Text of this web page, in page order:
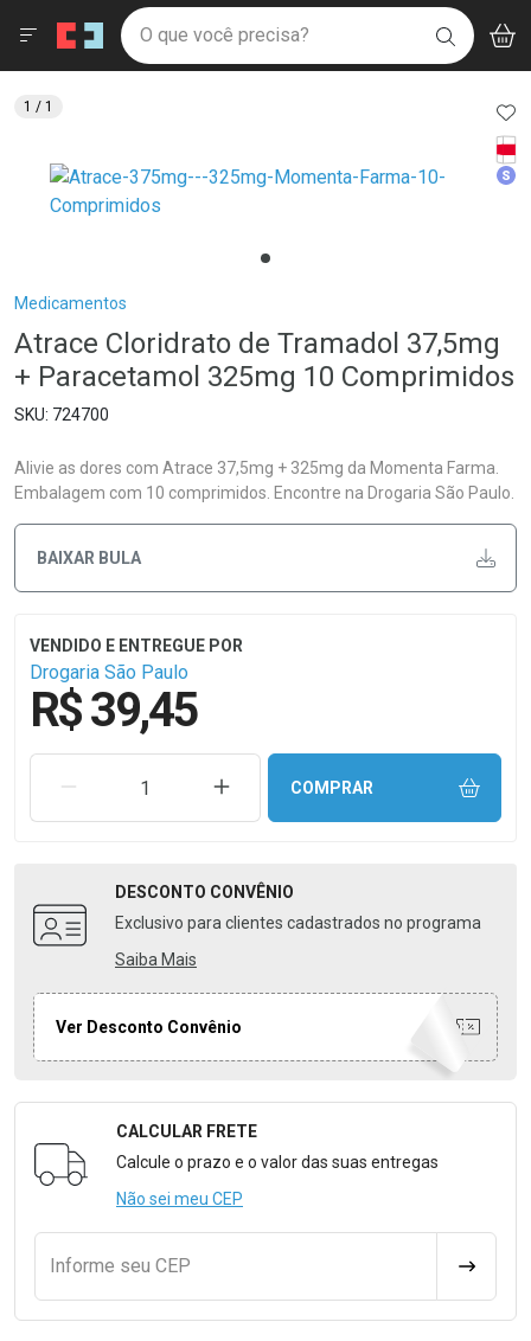
Drogaria São Paulo
Ir direto para a home
pela página
Ir direto para o conteúdo
Ir direto para a busca
Ir direto para a conta
Ir direto para a notificações
Ir direto para o carrinho
Ir direto para o menu
Faça a sua busca
O que você precisa? BUSCAR
Menu
Breadcrumb
Medicamentos
Atrace Cloridrato de Tramadol 37,5mg
+ Paracetamol 325mg 10 Comprimidos
724700
Alivie as dores com Atrace 37,5mg + 325mg da Momenta Farma.
Embalagem com 10 comprimidos. Encontre na Drogaria São Paulo.
BAIXAR BULA
Drogaria São Paulo
R$ 39,45
REMOVER UMA UNIDADEAUMENTAR UMA UNIDADE
COMPRAR
DESCONTO CONVÊNIO
Exclusivo para clientes cadastrados no programa
Saiba Mais
Ver Desconto Convênio
Formulário para Calcular o Frete
CALCULAR FRETE
Calcule o prazo e o valor das suas entregas
Não sei meu CEP
Informe seu CEP
1 / 1